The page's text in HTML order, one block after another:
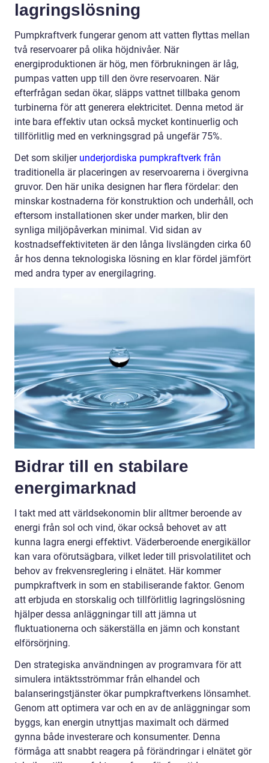
lagringslösning
Pumpkraftverk fungerar genom att vatten flyttas mellan
två reservoarer på olika höjdnivåer. När
energiproduktionen är hög, men förbrukningen är låg,
pumpas vatten upp till den övre reservoaren. När
efterfrågan sedan ökar, släpps vattnet tillbaka genom
turbinerna för att generera elektricitet. Denna metod är
inte bara effektiv utan också mycket kontinuerlig och
tillförlitlig med en verkningsgrad på ungefär 75%.
Det som skiljer underjordiska pumpkraftverk från
traditionella är placeringen av reservoarerna i övergivna
gruvor. Den här unika designen har flera fördelar: den
minskar kostnaderna för konstruktion och underhåll, och
eftersom installationen sker under marken, blir den
synliga miljöpåverkan minimal. Vid sidan av
kostnadseffektiviteten är den långa livslängden cirka 60
år hos denna teknologiska lösning en klar fördel jämfört
med andra typer av energilagring.
Bidrar till en stabilare
energimarknad
I takt med att världsekonomin blir alltmer beroende av
energi från sol och vind, ökar också behovet av att
kunna lagra energi effektivt. Väderberoende energikällor
kan vara oförutsägbara, vilket leder till prisvolatilitet och
behov av frekvensreglering i elnätet. Här kommer
pumpkraftverk in som en stabiliserande faktor. Genom
att erbjuda en storskalig och tillförlitlig lagringslösning
hjälper dessa anläggningar till att jämna ut
fluktuationerna och säkerställa en jämn och konstant
elförsörjning.
Den strategiska användningen av programvara för att
simulera intäktsströmmar från elhandel och
balanseringstjänster ökar pumpkraftverkens lönsamhet.
Genom att optimera var och en av de anläggningar som
byggs, kan energin utnyttjas maximalt och därmed
gynna både investerare och konsumenter. Denna
förmåga att snabbt reagera på förändringar i elnätet gör